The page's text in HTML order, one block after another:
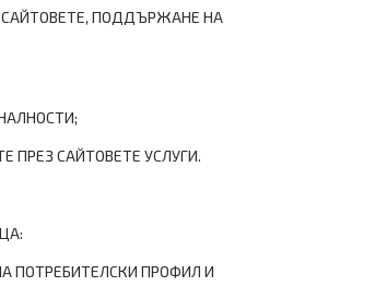
САЙТОВЕТЕ, ПОДДЪРЖАНЕ НА
ПРЕЗ САЙТОВЕТЕ УСЛУГИ.
ПОТРЕБИТЕЛСКИ ПРОФИЛ И